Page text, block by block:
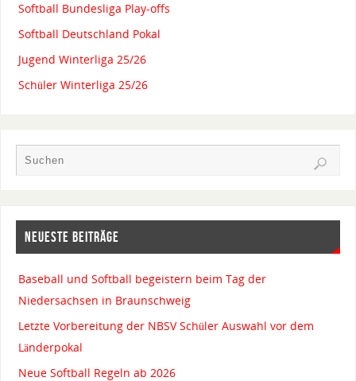
Softball Bundesliga Play-offs
Softball Deutschland Pokal
Jugend Winterliga 25/26
Schüler Winterliga 25/26
NEUESTE BEITRÄGE
Baseball und Softball begeistern beim Tag der
Niedersachsen in Braunschweig
Letzte Vorbereitung der NBSV Schüler Auswahl vor dem
Länderpokal
Neue Softball Regeln ab 2026